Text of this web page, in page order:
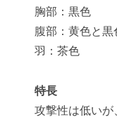
胸部：黒色
腹部：黄色と黒
羽：茶色
特長
攻撃性は低いが